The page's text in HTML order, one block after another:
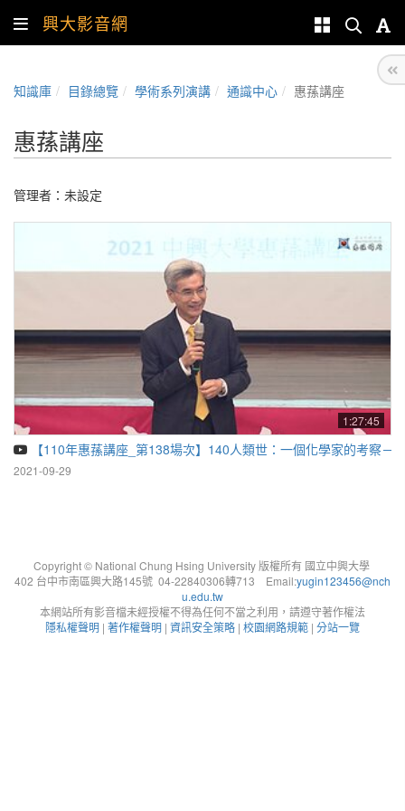
興大影音網
知識庫 目錄總覽 學術系列演講 通識中心 惠蓀講座
惠蓀講座
管理者：未設定
1:27:45
【110年惠蓀講座_第138場次】140人類世：一個化學家的考察－
2021-09-29
Copyright © National Chung Hsing University 版權所有 國立中興大學
402 台中市南區興大路145號 04-22840306轉713 Email:yugin123456@nch
u.edu.tw
本網站所有影音檔未經授權不得為任何不當之利用，請遵守著作權法
隱私權聲明 | 著作權聲明 | 資訊安全策略 | 校園網路規範 | 分站一覽